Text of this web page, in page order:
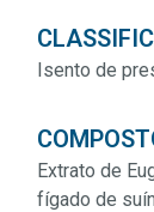
Isento de
Extrato de
fígado de